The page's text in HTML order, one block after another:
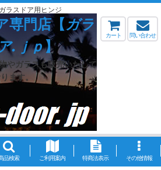
ガラスドア用ヒンジ
専門店【ガラ
.ｊｐ】
やガラスも販売いたして
ます。
カート 問い合わせ
品検索 ご利用案内 特商法表示 その他情報